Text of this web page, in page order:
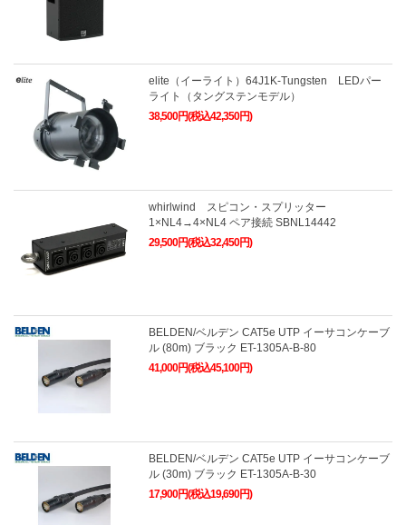
elite（イーライト）64J1K-Tungsten LEDパー
ライト（タングステンモデル）
38,500円(税込42,350円)
whirlwind スピコン・スプリッター
1×NL4→4×NL4 ペア接続 SBNL14442
29,500円(税込32,450円)
BELDEN/ベルデン CAT5e UTP イーサコンケーブ
ル (80m) ブラック ET-1305A-B-80
41,000円(税込45,100円)
BELDEN/ベルデン CAT5e UTP イーサコンケーブ
ル (30m) ブラック ET-1305A-B-30
17,900円(税込19,690円)